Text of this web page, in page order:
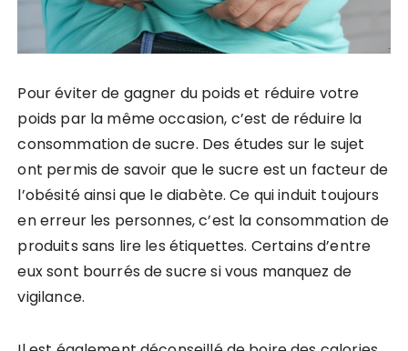
Pour éviter de gagner du poids et réduire votre
poids par la même occasion, c’est de réduire la
consommation de sucre. Des études sur le sujet
ont permis de savoir que le sucre est un facteur de
l’obésité ainsi que le diabète. Ce qui induit toujours
en erreur les personnes, c’est la consommation de
produits sans lire les étiquettes. Certains d’entre
eux sont bourrés de sucre si vous manquez de
vigilance.